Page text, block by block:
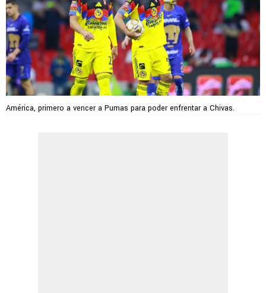
América, primero a vencer a Pumas para poder enfrentar a Chivas.